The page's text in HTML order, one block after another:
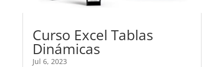
Curso Excel Tablas
Dinámicas
Jul 6, 2023